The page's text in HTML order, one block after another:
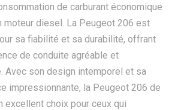
de carburant économique
moteur diesel. La Peugeot 206 est
sa fiabilité et sa durabilité, offrant
de conduite agréable et
Avec son design intemporel et sa
impressionnante, la Peugeot 206 de
excellent choix pour ceux qui